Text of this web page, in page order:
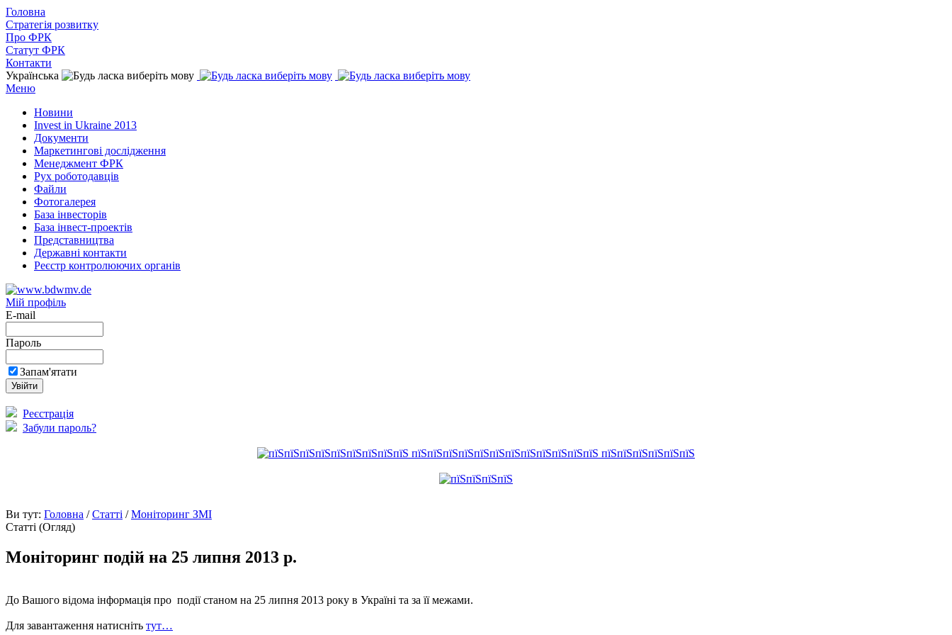
Головна
Стратегія розвитку
Про ФРК
Статут ФРК
Контакти
Українська
Меню
Новини
Invest in Ukraine 2013
Документи
Маркетингові дослідження
Менеджмент ФРК
Рух роботодавців
Файли
Фотогалерея
База інвесторів
База інвест-проектів
Представництва
Державні контакти
Реєстр контролюючих органів
Мій профіль
E-mail
Пароль
Запам'ятати
Реєстрація
Забули пароль?
Ви тут: Головна /Статті /Моніторинг ЗМІ
Статті (Огляд)
Моніторинг подій на 25 липня 2013 р.
До Вашого відома інформація про події станом на 25 липня 2013 року в Україні та за її межами.
Для завантаження натисніть тут…